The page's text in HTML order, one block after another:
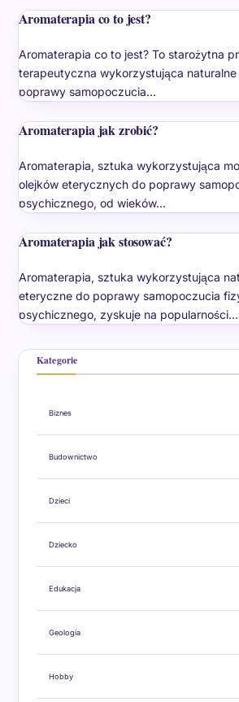
Aromaterapia co to jest?
Aromaterapia co to jest? To starożytna
terapeutyczna wykorzystująca
poprawy samopoczucia…
Aromaterapia jak zrobić?
Aromaterapia, sztuka wykorzystująca
olejków eterycznych do poprawy
psychicznego, od wieków…
Aromaterapia jak stosować?
Aromaterapia, sztuka wykorzystująca
eteryczne do poprawy samopoczucia
psychicznego, zyskuje na popularności…
Kategorie
Biznes
Budownictwo
Dzieci
Dziecko
Edukacja
Geologia
Hobby